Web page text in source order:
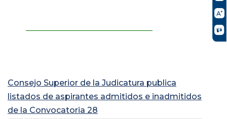
Consejo Superior de la Judicatura publica
listados de aspirantes admitidos e inadmitidos
de la Convocatoria 28